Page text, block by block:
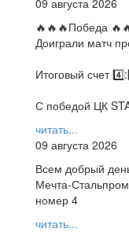
🔥🔥🔥Победа
Доиграли матч
Итоговый счет
С победой ЦК
читать...
09 августа 2026
Всем добрый
Мечта-
номер 4
читать...